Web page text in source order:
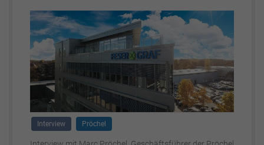
Interview Pröchel